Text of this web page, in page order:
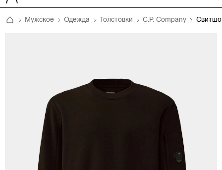
Мужское Одежда Толстовки C.P. Company